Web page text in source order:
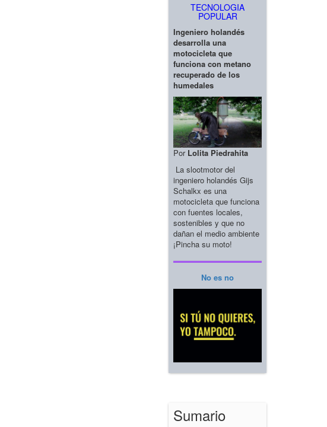
TECNOLOGIA
POPULAR
Ingeniero holandés
desarrolla una
motocicleta que
funciona con metano
recuperado de los
humedales
Por Lolita Piedrahita
La slootmotor del
ingeniero holandés Gijs
Schalkx es una
motocicleta que funciona
con fuentes locales,
sostenibles y que no
dañan el medio ambiente
¡Pincha su moto!
No es no
Sumario